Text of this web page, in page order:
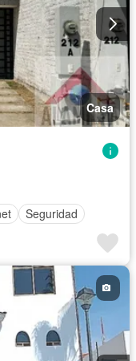
Casa
Seguridad